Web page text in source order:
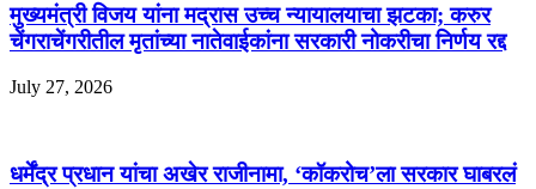
मुख्यमंत्री विजय यांना मद्रास उच्च न्यायालयाचा झटका; करुर
चेंगराचेंगरीतील मृतांच्या नातेवाईकांना सरकारी नोकरीचा निर्णय रद्द
July 27, 2026
धर्मेंद्र प्रधान यांचा अखेर राजीनामा, ‘कॉकरोच’ला सरकार घाबरलं